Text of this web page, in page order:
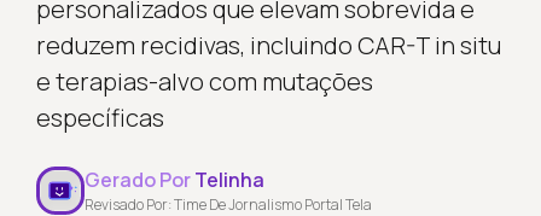
personalizados que elevam sobrevida e
reduzem recidivas, incluindo CAR-T in situ
e terapias-alvo com mutações
específicas
Gerado PorTelinha
Revisado Por: Time De Jornalismo Portal Tela